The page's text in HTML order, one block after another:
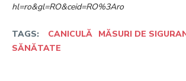
hl=ro&gl=RO&ceid=RO%3Aro
TAGS: CANICULĂ MĂSURI DE
SĂNĂTATE